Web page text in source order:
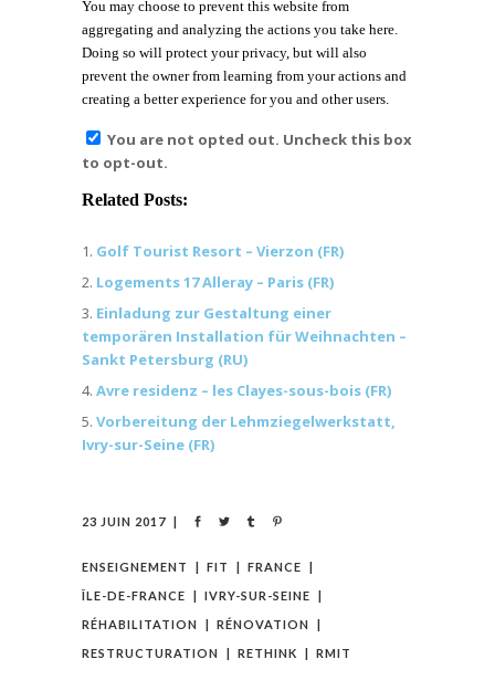
You may choose to prevent this website from
aggregating and analyzing the actions you take here.
Doing so will protect your privacy, but will also
prevent the owner from learning from your actions and
creating a better experience for you and other users.
You are not opted out. Uncheck this box
to opt-out.
Related Posts:
Golf Tourist Resort – Vierzon (FR)
Logements 17 Alleray – Paris (FR)
Einladung zur Gestaltung einer
temporären Installation für Weihnachten –
Sankt Petersburg (RU)
Avre residenz – les Clayes-sous-bois (FR)
Vorbereitung der Lehmziegelwerkstatt,
Ivry-sur-Seine (FR)
23 JUIN 2017
ENSEIGNEMENT FIT
FRANCE
ÎLE-DE-FRANCE
IVRY-SUR-SEINE
RÉHABILITATION
RÉNOVATION
RESTRUCTURATION
RETHINK RMIT